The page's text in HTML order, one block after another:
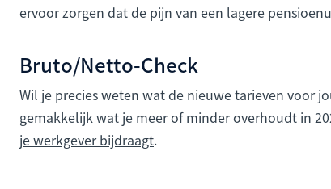
ervoor zorgen dat de pijn van een lagere
Bruto/Netto-Check
Wil je precies weten wat de nieuwe tarieven voor
gemakkelijk wat je meer of minder overhoudt in
je werkgever bijdraagt.